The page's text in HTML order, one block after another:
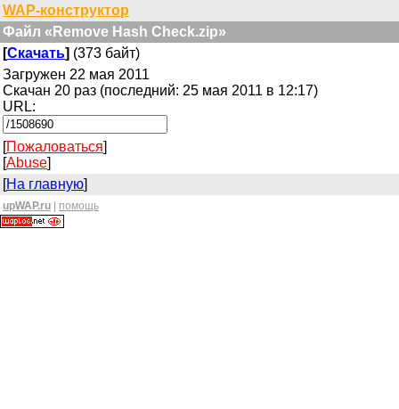
WAP-конструктор
Файл «Remove Hash Check.zip»
[Скачать] (373 байт)
Загружен 22 мая 2011
Скачан 20 раз (последний: 25 мая 2011 в 12:17)
URL:
[Пожаловаться]
[Abuse]
[На главную]
upWAP.ru помощь